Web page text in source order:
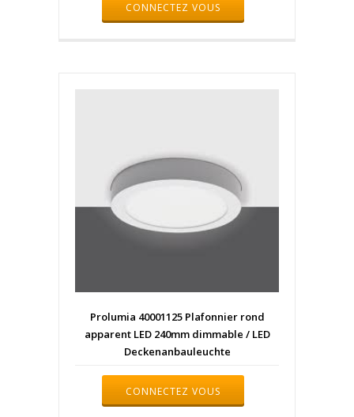
CONNECTEZ VOUS
Prolumia 40001125 Plafonnier rond
apparent LED 240mm dimmable / LED
Deckenanbauleuchte
CONNECTEZ VOUS